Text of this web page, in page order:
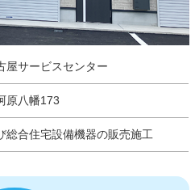
屋サービスセンター
原八幡173
総合住宅設備機器の販売施工